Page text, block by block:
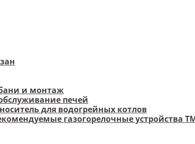
и монтаж
печей
для водогрейных котлов
газогорелочные устройства